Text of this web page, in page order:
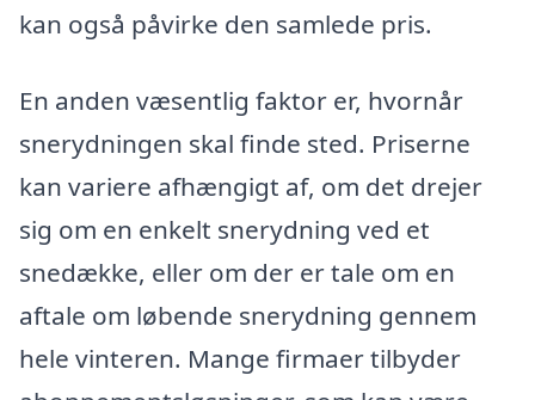
kan også påvirke den samlede pris.
En anden væsentlig faktor er, hvornår
snerydningen skal finde sted. Priserne
kan variere afhængigt af, om det drejer
sig om en enkelt snerydning ved et
snedække, eller om der er tale om en
aftale om løbende snerydning gennem
hele vinteren. Mange firmaer tilbyder